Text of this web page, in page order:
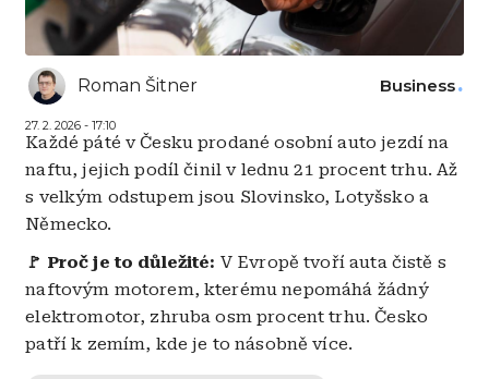
Roman Šitner
27. 2. 2026 - 17:10
Business
Každé páté v Česku prodané osobní auto jezdí na
naftu, jejich podíl činil v lednu 21 procent trhu. Až
s velkým odstupem jsou Slovinsko, Lotyšsko a
Německo.
🚩 Proč je to důležité: V Evropě tvoří auta čistě s
naftovým motorem, kterému nepomáhá žádný
elektromotor, zhruba osm procent trhu. Česko
patří k zemím, kde je to násobně více.